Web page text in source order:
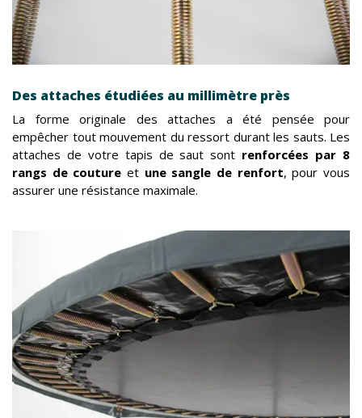
Des attaches étudiées au millimètre près
La forme originale des attaches a été pensée pour
empêcher tout mouvement du ressort durant les sauts. Les
attaches de votre tapis de saut sont renforcées par 8
rangs de couture et une sangle de renfort, pour vous
assurer une résistance maximale.